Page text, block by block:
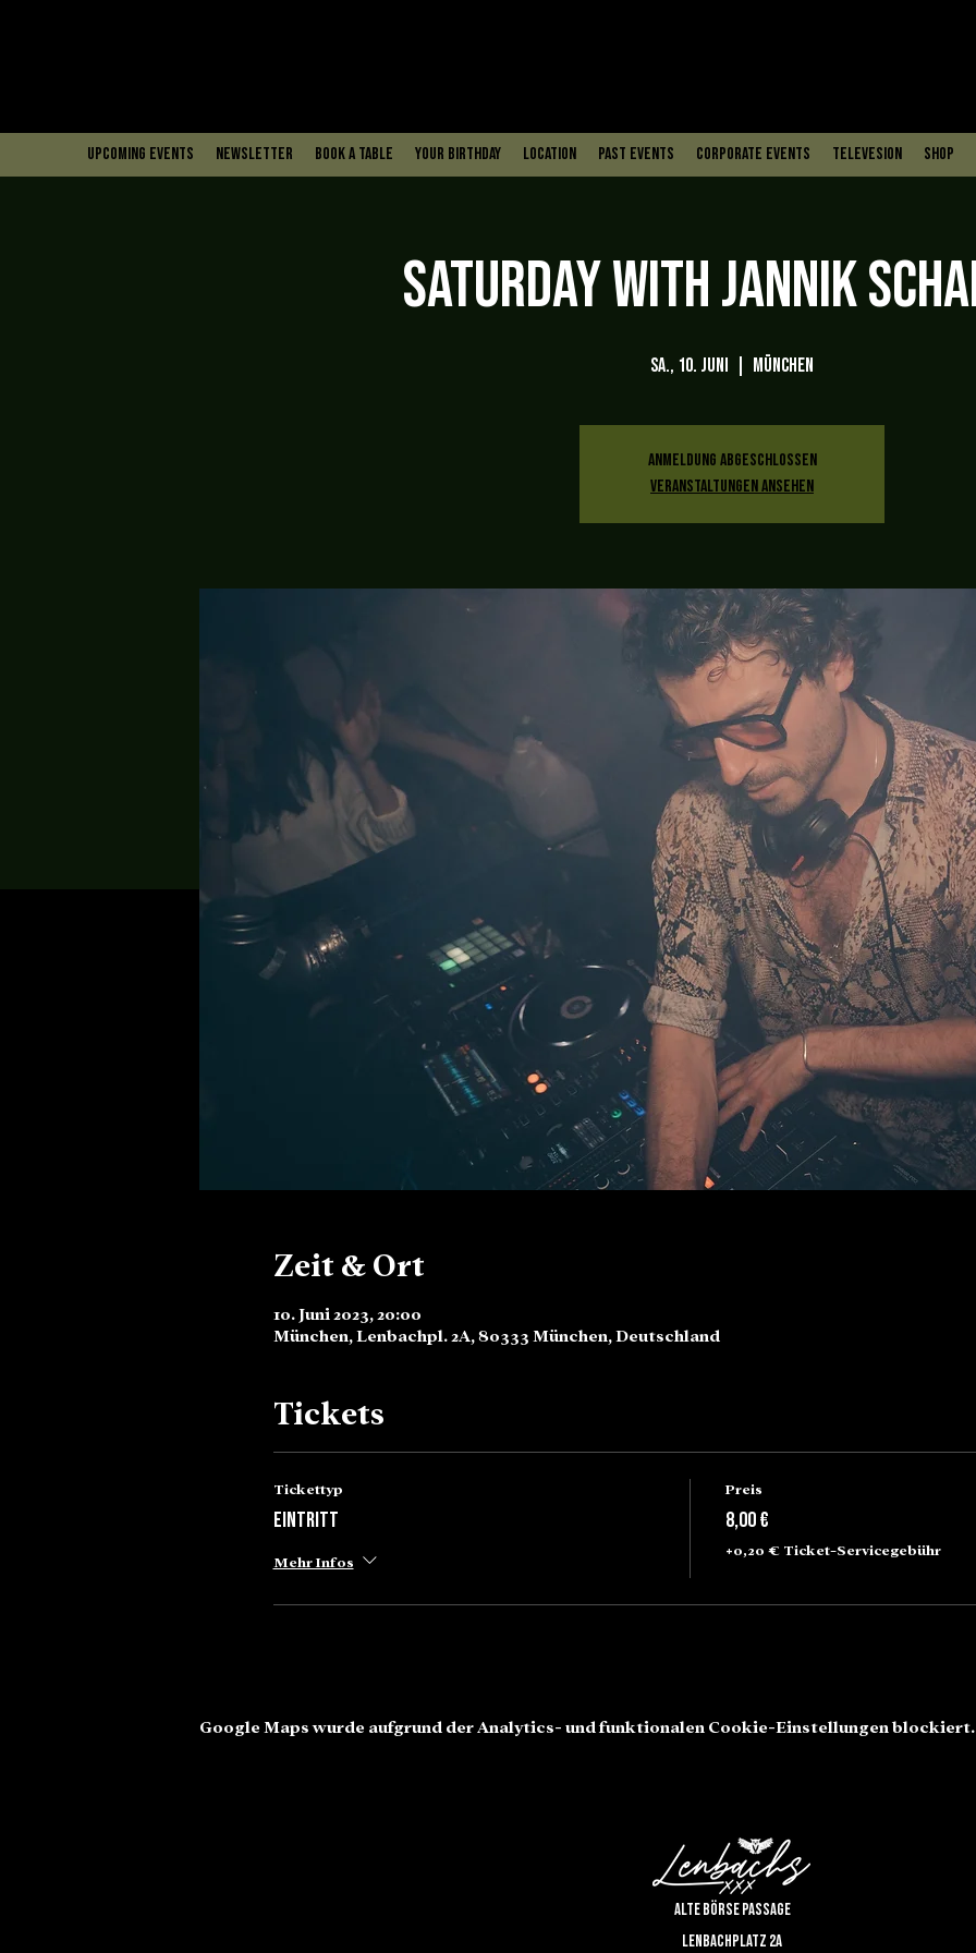
upcoming events Newsletter book a table Your Birthday Location PAST EVENTS Corporate Events Televesion Shop
Saturday with Jannik
Sa., 10. Juni München
Anmeldung abgeschlossen
Veranstaltungen ansehen
Zeit & Ort
10. Juni 2023, 20:00
München, Lenbachpl. 2A, 80333 München, Deutschland
Tickets
Tickettyp
Eintritt
Mehr Infos
Preis
8,00 €
+0,20 € Ticket-Servicegebühr
Google Maps wurde aufgrund der Analytics- und funktionalen Cookie-Einstellungen blockiert.
Alte Börse Passage
Lenbachplatz 2a